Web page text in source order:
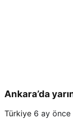
Ankara’da
Türkiye 6 ay önce